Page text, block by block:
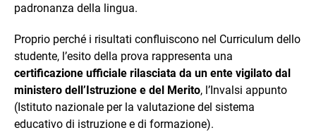
padronanza della lingua.
Proprio perché i risultati confluiscono nel Curriculum dello
studente, l’esito della prova rappresenta una
certificazione ufficiale rilasciata da un ente vigilato dal
ministero dell’Istruzione e del Merito, l’Invalsi appunto
(Istituto nazionale per la valutazione del sistema
educativo di istruzione e di formazione).